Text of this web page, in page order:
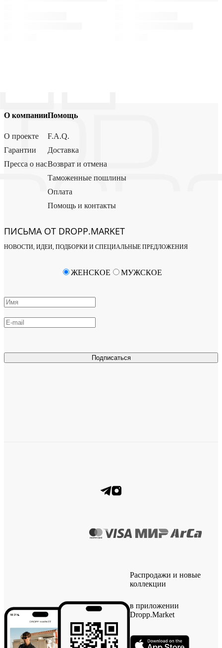
О компании
О проекте
Гарантии
Пресса о нас
Помощь
F.A.Q.
Доставка
Возврат и отмена
Таможенные пошлины
Оплата
Помощь и контакты
ПИСЬМА ОТ DROPP.MARKET
НОВОСТИ, ИДЕИ, ПОДБОРКИ И СПЕЦИАЛЬНЫЕ ПРЕДЛОЖЕНИЯ
Подписаться
ЖЕНСКОЕ МУЖСКОЕ
Распродажи и новые
коллекции
в приложении
Dropp.Market